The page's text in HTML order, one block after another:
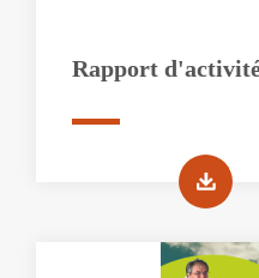
Rapport